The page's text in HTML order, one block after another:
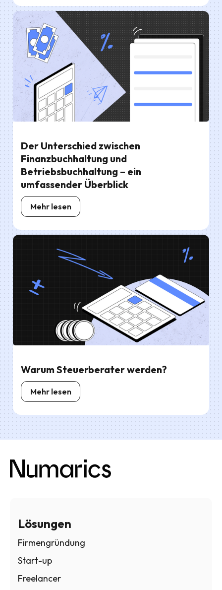
Der Unterschied zwischen
Finanzbuchhaltung und
Betriebsbuchhaltung – ein
umfassender Überblick
Mehr lesen
Warum Steuerberater werden?
Mehr lesen
Lösungen
Firmengründung
Start-up
Freelancer